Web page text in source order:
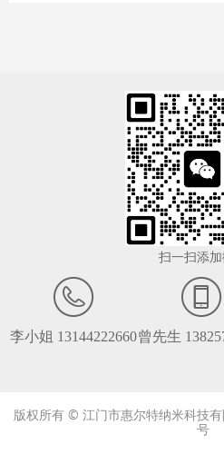
李小姐 13144222660曾先生
版权所有 © 江门市惠尔特纳米科技
号
扫一扫添